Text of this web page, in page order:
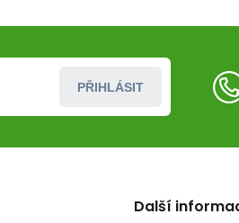
PŘIHLÁSIT
Další